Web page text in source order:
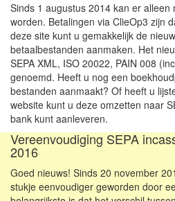
Sinds 1 augustus 2014 kan er alleen
worden. Betalingen via ClieOp3 zijn
deze site kunt u gemakkelijk de
betaalbestanden aanmaken. Het
SEPA XML, ISO 20022, PAIN 008
genoemd. Heeft u nog een
bestanden aanmaakt? Of heeft u
website kunt u deze omzetten naar
bank kunt aanleveren.
Vereenvoudiging SEPA
2016
Goed nieuws! Sinds 20 november
stukje eenvoudiger geworden door